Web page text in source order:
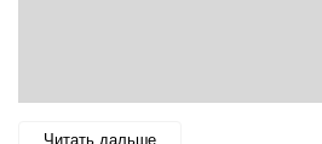
Читать дальше